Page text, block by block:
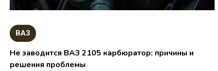
ВАЗ
Не заводится ВАЗ 2105 карбюратор: причины и
решения проблемы